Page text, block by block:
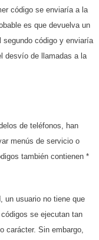
código se enviaría a la
es que devuelva un
segundo código y enviaría
desvío de llamadas a la
de teléfonos, han
menús de servicio o
también contienen *
un usuario no tiene que
se ejecutan tan
carácter. Sin embargo,